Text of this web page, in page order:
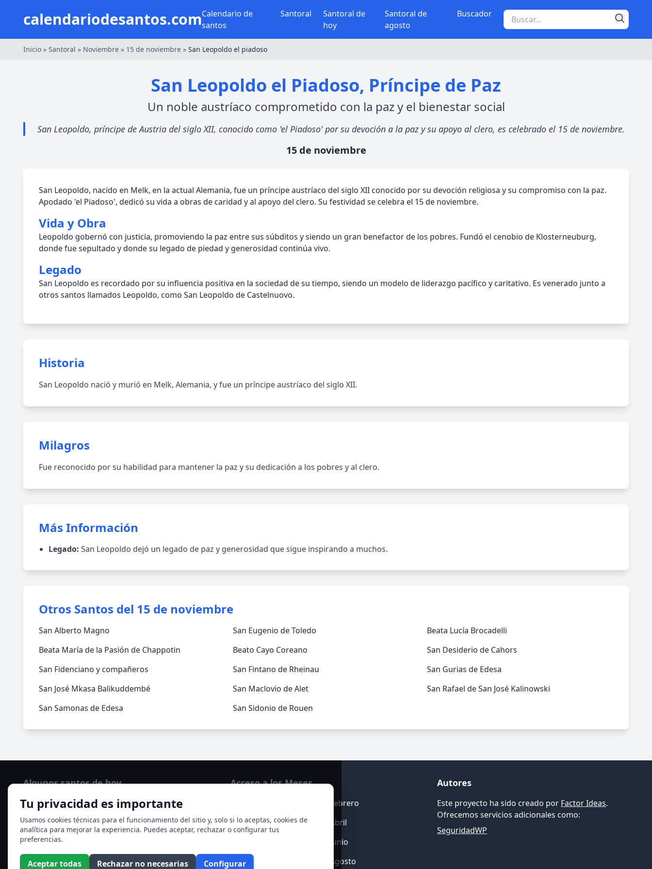
calendariodesantos.comCalendario de
santos
Santoral
Santoral de
hoy
Santoral de
agosto
Buscador
Inicio » Santoral » Noviembre » 15 de noviembre » San Leopoldo el piadoso
San Leopoldo el Piadoso, Príncipe de Paz
Un noble austríaco comprometido con la paz y el bienestar social
San Leopoldo, príncipe de Austria del siglo XII, conocido como 'el Piadoso' por su devoción a la paz y su apoyo al clero, es celebrado el 15 de noviembre.
15 de noviembre
San Leopoldo, nacido en Melk, en la actual Alemania, fue un príncipe austríaco del siglo XII conocido por su devoción religiosa y su compromiso con la paz.
Apodado 'el Piadoso', dedicó su vida a obras de caridad y al apoyo del clero. Su festividad se celebra el 15 de noviembre.
Vida y Obra
Leopoldo gobernó con justicia, promoviendo la paz entre sus súbditos y siendo un gran benefactor de los pobres. Fundó el cenobio de Klosterneuburg,
donde fue sepultado y donde su legado de piedad y generosidad continúa vivo.
Legado
San Leopoldo es recordado por su influencia positiva en la sociedad de su tiempo, siendo un modelo de liderazgo pacífico y caritativo. Es venerado junto a
otros santos llamados Leopoldo, como San Leopoldo de Castelnuovo.
Historia
San Leopoldo nació y murió en Melk, Alemania, y fue un príncipe austríaco del siglo XII.
Milagros
Fue reconocido por su habilidad para mantener la paz y su dedicación a los pobres y al clero.
Más Información
Legado: San Leopoldo dejó un legado de paz y generosidad que sigue inspirando a muchos.
Otros Santos del 15 de noviembre
San Alberto Magno San Eugenio de Toledo
Beata Lucía Brocadelli
Beata María de la Pasión de Chappotin
Beato Cayo Coreano
San Desiderio de Cahors
San Fidenciano y compañeros
San Fintano de Rheinau
San Gurias de Edesa
San José Mkasa Balikuddembé
San Maclovio de Alet
San Rafael de San José Kalinowski
San Samonas de Edesa
San Sidonio de Rouen
Tu privacidad es importante
Usamos cookies técnicas para el funcionamiento del sitio y, solo si lo aceptas, cookies de
analítica para mejorar la experiencia. Puedes aceptar, rechazar o configurar tus
preferencias.
Aceptar todas Rechazar no necesarias Configurar
Algunos santos de hoy
Santo Domingo de Guzmán
Ver todos los santos de hoy
Acceso a los Meses
Febrero
Marzo
Abril
Junio
Julio
Agosto
Autores
Este proyecto ha sido creado por Factor Ideas.
Ofrecemos servicios adicionales como:
SeguridadWP